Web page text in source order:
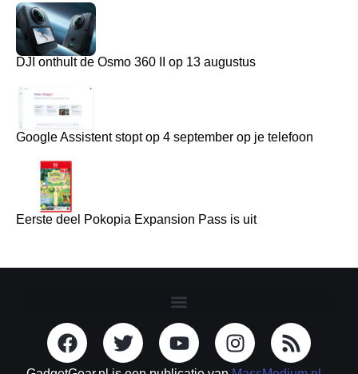
DJI onthult de Osmo 360 II op 13 augustus
Google Assistent stopt op 4 september op je telefoon
Eerste deel Pokopia Expansion Pass is uit